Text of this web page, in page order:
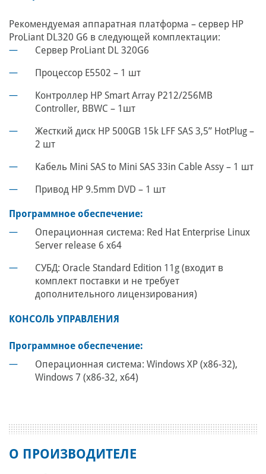
Рекомендуемая аппаратная платформа – сервер HP
ProLiant DL320 G6 в следующей комплектации:
Сервер ProLiant DL 320G6
Процессор E5502 – 1 шт
Контроллер HP Smart Array P212/256MB
Controller, BBWC – 1шт
Жесткий диск HP 500GB 15k LFF SAS 3,5” HotPlug –
2 шт
Кабель Mini SAS to Mini SAS 33in Cable Assy – 1 шт
Привод HP 9.5mm DVD – 1 шт
Программное обеспечение:
Операционная система: Red Hat Enterprise Linux
Server release 6 х64
СУБД: Oracle Standard Edition 11g (входит в
комплект поставки и не требует
дополнительного лицензирования)
КОНСОЛЬ УПРАВЛЕНИЯ
Программное обеспечение:
Операционная система: Windows XP (x86-32),
Windows 7 (x86-32, x64)
О ПРОИЗВОДИТЕЛЕ